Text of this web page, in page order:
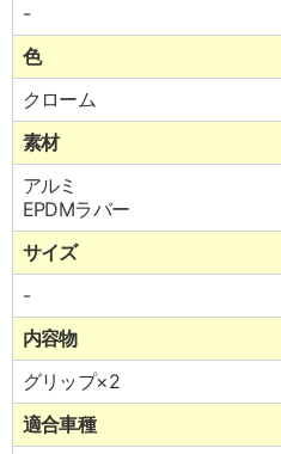
-
色
クローム
素材
アルミ
EPDMラバー
サイズ
-
内容物
グリップ×2
適合車種